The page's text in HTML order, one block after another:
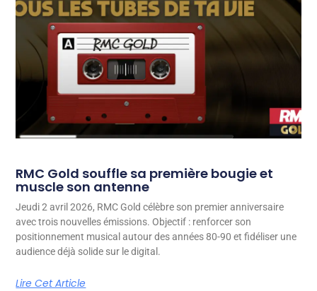
RMC Gold souffle sa première bougie et
muscle son antenne
Jeudi 2 avril 2026, RMC Gold célèbre son premier anniversaire
avec trois nouvelles émissions. Objectif : renforcer son
positionnement musical autour des années 80-90 et fidéliser une
audience déjà solide sur le digital.
Lire Cet Article